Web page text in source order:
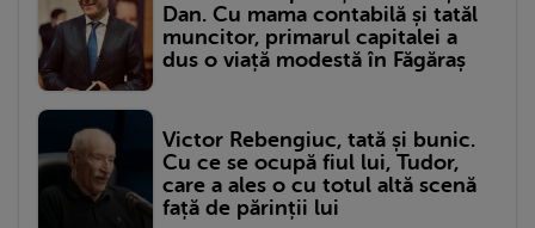
Dan. Cu mama contabilă și tatăl
muncitor, primarul capitalei a
dus o viață modestă în Făgăraș
Victor Rebengiuc, tată și bunic.
Cu ce se ocupă fiul lui, Tudor,
care a ales o cu totul altă scenă
față de părinții lui